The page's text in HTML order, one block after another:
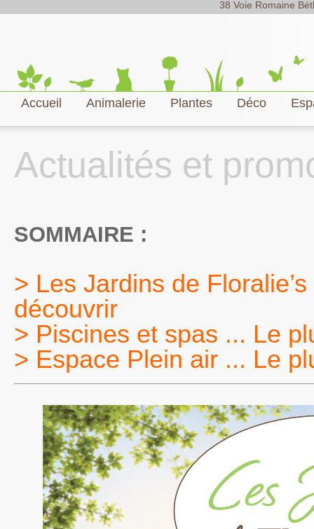
38 Voie Romaine
Accueil Animalerie Plantes Déco
Actualités et
SOMMAIRE :
> Les Jardins de
découvrir
> Piscines et spas ... Le
> Espace Plein air ... Le